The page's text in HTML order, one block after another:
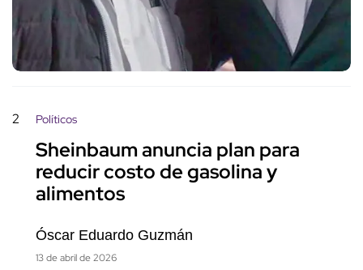
2 Políticos
Sheinbaum anuncia plan para
reducir costo de gasolina y
alimentos
Óscar Eduardo Guzmán
13 de abril de 2026